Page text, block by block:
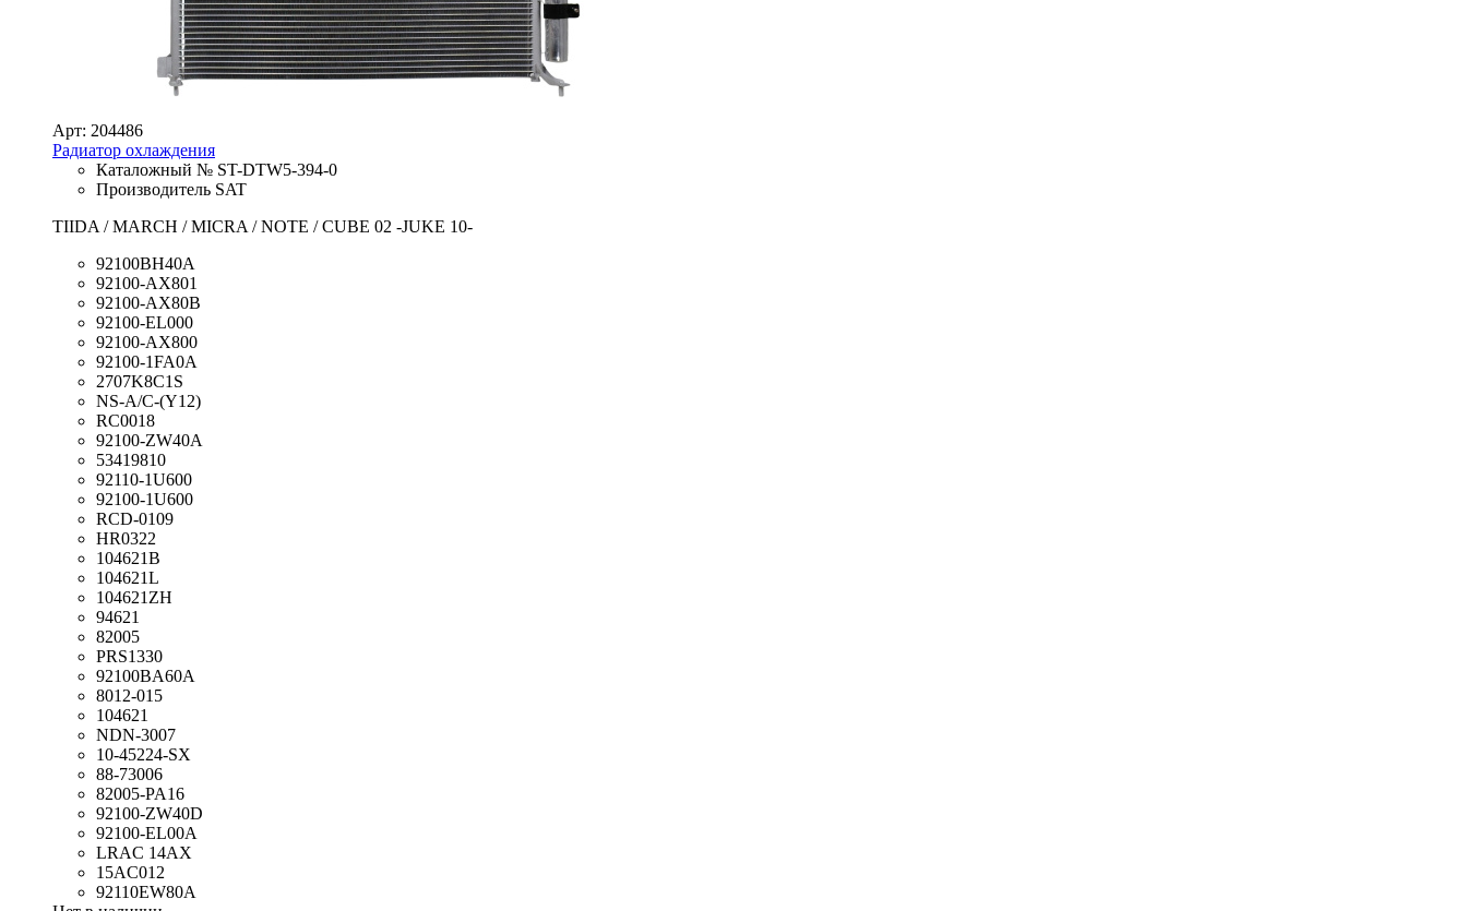
Арт: 204486
Радиатор охлаждения
Каталожный № ST-DTW5-394-0
Производитель SAT
TIIDA / MARCH / MICRA / NOTE / CUBE 02 -JUKE 10-
92100BH40A
92100-AX801
92100-AX80B
92100-EL000
92100-AX800
92100-1FA0A
2707K8C1S
NS-A/C-(Y12)
RC0018
92100-ZW40A
53419810
92110-1U600
92100-1U600
RCD-0109
HR0322
104621B
104621L
104621ZH
94621
82005
PRS1330
92100BA60A
8012-015
104621
NDN-3007
10-45224-SX
88-73006
82005-PA16
92100-ZW40D
92100-EL00A
LRAC 14AX
15AC012
92110EW80A